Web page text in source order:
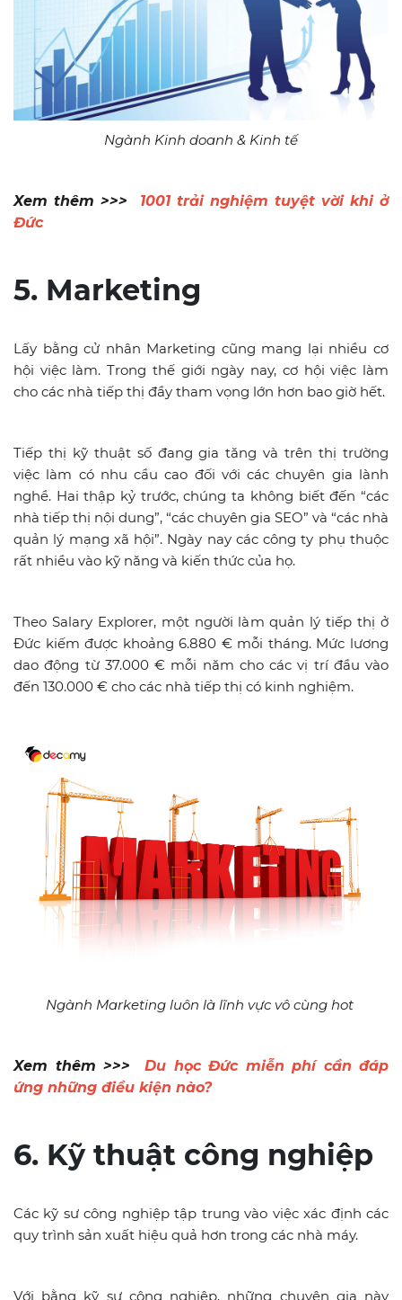
Ngành Kinh doanh & Kinh tế
Xem thêm >>> 1001 trải nghiệm tuyệt vời khi ở
Đức
5. Marketing
Lấy bằng cử nhân Marketing cũng mang lại nhiều cơ
hội việc làm. Trong thế giới ngày nay, cơ hội việc làm
cho các nhà tiếp thị đầy tham vọng lớn hơn bao giờ hết.
Tiếp thị kỹ thuật số đang gia tăng và trên thị trường
việc làm có nhu cầu cao đối với các chuyên gia lành
nghề. Hai thập kỷ trước, chúng ta không biết đến “các
nhà tiếp thị nội dung”, “các chuyên gia SEO” và “các nhà
quản lý mạng xã hội”. Ngày nay các công ty phụ thuộc
rất nhiều vào kỹ năng và kiến ​​thức của họ.
Theo Salary Explorer, một người làm quản lý tiếp thị ở
Đức kiếm được khoảng 6.880 € mỗi tháng. Mức lương
dao động từ 37.000 € mỗi năm cho các vị trí đầu vào
đến 130.000 € cho các nhà tiếp thị có kinh nghiệm.
Ngành Marketing luôn là lĩnh vực vô cùng hot
Xem thêm >>>
Du học Đức miễn phí cần đáp
ứng những điều kiện nào?
6. Kỹ thuật công nghiệp
Các kỹ sư công nghiệp tập trung vào việc xác định các
quy trình sản xuất hiệu quả hơn trong các nhà máy.
Với bằng kỹ sư công nghiệp, những chuyên gia này